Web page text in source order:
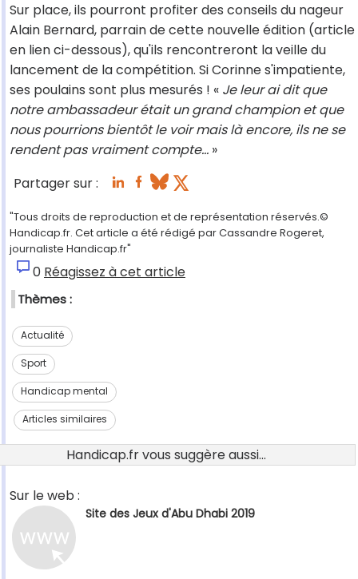
Sur place, ils pourront profiter des conseils du nageur
Alain Bernard, parrain de cette nouvelle édition (article
en lien ci-dessous), qu'ils rencontreront la veille du
lancement de la compétition. Si Corinne s'impatiente,
ses poulains sont plus mesurés ! « Je leur ai dit que
notre ambassadeur était un grand champion et que
nous pourrions bientôt le voir mais là encore, ils ne se
rendent pas vraiment compte… »
Partager sur :
"Tous droits de reproduction et de représentation réservés.©
Handicap.fr. Cet article a été rédigé par Cassandre Rogeret,
journaliste Handicap.fr"
0 Réagissez à cet article
Thèmes :
Actualité
Sport
Handicap mental
Articles similaires
Handicap.fr vous suggère aussi...
Sur le web :
Site des Jeux d'Abu Dhabi 2019